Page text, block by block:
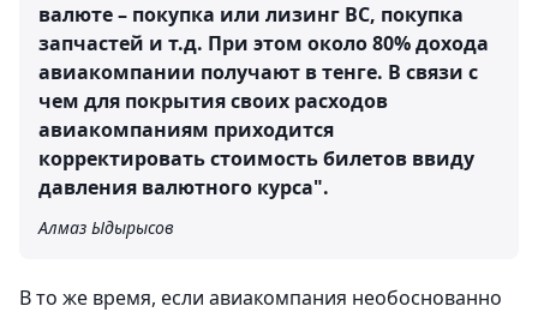
валюте – покупка или лизинг ВС, покупка
запчастей и т.д. При этом около 80% дохода
авиакомпании получают в тенге. В связи с
чем для покрытия своих расходов
авиакомпаниям приходится
корректировать стоимость билетов ввиду
давления валютного курса".
Алмаз Ыдырысов
В то же время, если авиакомпания необоснованно